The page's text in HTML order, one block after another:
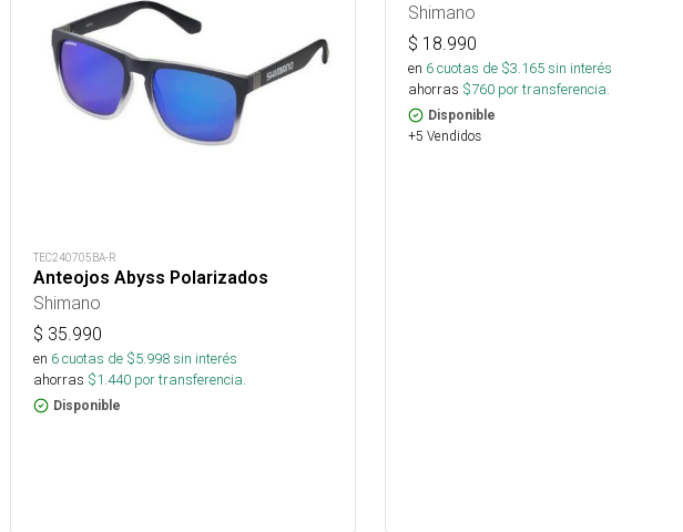
TEC240705BA-R
Anteojos Abyss Polarizados
Shimano
$ 35.990
en 6cuotas de $5.998sin interés
ahorras $1.440 por transferencia.
Disponible
Shimano
$ 18.990
en 6cuotas de $3.165sin interés
ahorras $760 por transferencia.
Disponible
+5 Vendidos